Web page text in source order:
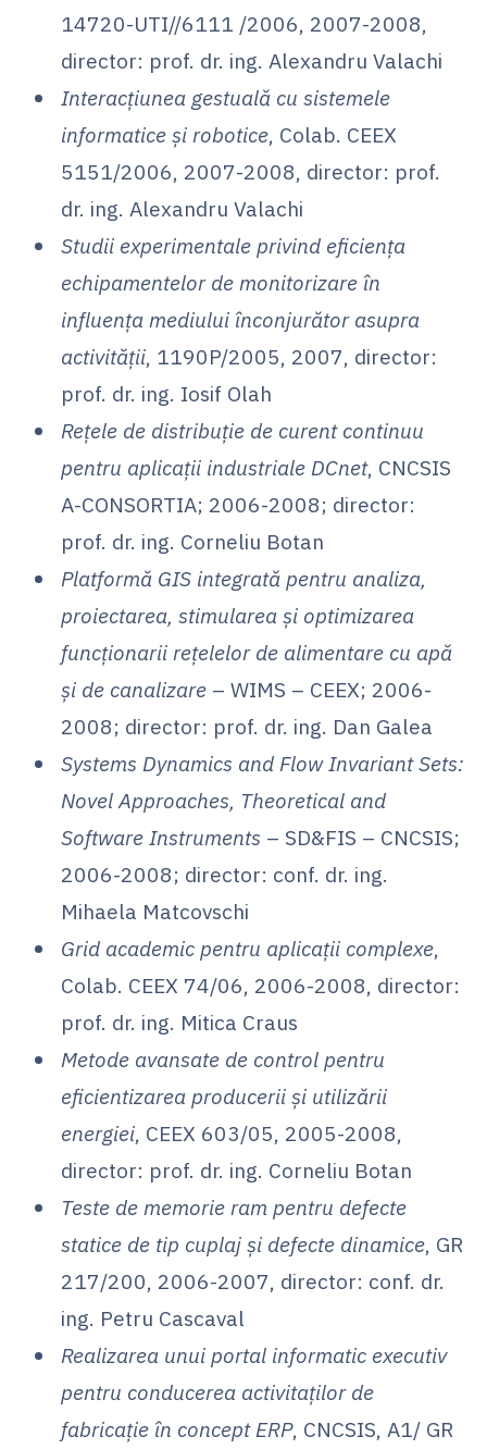
14720-UTI//6111 /2006, 2007-2008,
director: prof. dr. ing. Alexandru Valachi
Interacțiunea gestuală cu sistemele
informatice și robotice, Colab. CEEX
5151/2006, 2007-2008, director: prof.
dr. ing. Alexandru Valachi
Studii experimentale privind eficiența
echipamentelor de monitorizare în
influența mediului înconjurător asupra
activității, 1190P/2005, 2007, director:
prof. dr. ing. Iosif Olah
Rețele de distribuție de curent continuu
pentru aplicații industriale DCnet, CNCSIS
A-CONSORTIA; 2006-2008; director:
prof. dr. ing. Corneliu Botan
Platformă GIS integrată pentru analiza,
proiectarea, stimularea și optimizarea
funcționarii rețelelor de alimentare cu apă
și de canalizare – WIMS – CEEX; 2006-
2008; director: prof. dr. ing. Dan Galea
Systems Dynamics and Flow Invariant Sets:
Novel Approaches, Theoretical and
Software Instruments – SD&FIS – CNCSIS;
2006-2008; director: conf. dr. ing.
Mihaela Matcovschi
Grid academic pentru aplicații complexe,
Colab. CEEX 74/06, 2006-2008, director:
prof. dr. ing. Mitica Craus
Metode avansate de control pentru
eficientizarea producerii și utilizării
energiei, CEEX 603/05, 2005-2008,
director: prof. dr. ing. Corneliu Botan
Teste de memorie ram pentru defecte
statice de tip cuplaj și defecte dinamice, GR
217/200, 2006-2007, director: conf. dr.
ing. Petru Cascaval
Realizarea unui portal informatic executiv
pentru conducerea activitaților de
fabricație în concept ERP, CNCSIS, A1/ GR